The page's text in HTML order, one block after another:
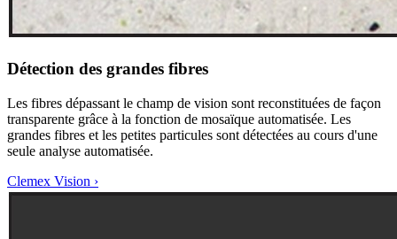
Détection des grandes fibres
Les fibres dépassant le champ de vision sont reconstituées de façon
transparente grâce à la fonction de mosaïque automatisée. Les
grandes fibres et les petites particules sont détectées au cours d'une
seule analyse automatisée.
Clemex Vision ›